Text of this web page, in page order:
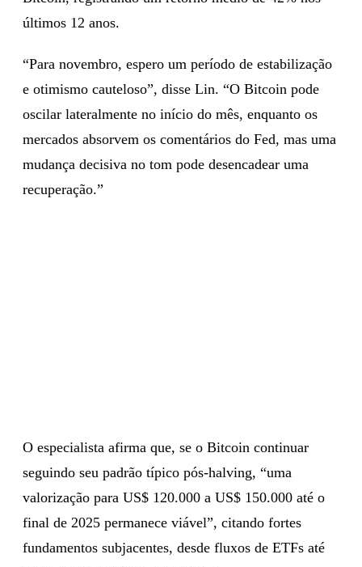
últimos 12 anos.
“Para novembro, espero um período de estabilização
e otimismo cauteloso”, disse Lin. “O Bitcoin pode
oscilar lateralmente no início do mês, enquanto os
mercados absorvem os comentários do Fed, mas uma
mudança decisiva no tom pode desencadear uma
recuperação.”
O especialista afirma que, se o Bitcoin continuar
seguindo seu padrão típico pós-halving, “uma
valorização para US$ 120.000 a US$ 150.000 até o
final de 2025 permanece viável”, citando fortes
fundamentos subjacentes, desde fluxos de ETFs até